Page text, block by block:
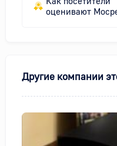
оценивают
Другие компании